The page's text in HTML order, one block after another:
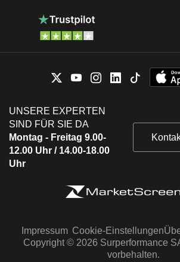
UNSERE EXPERTEN
SIND FÜR SIE DA
Montag - Freitag 9.00-
12.00 Uhr / 14.00-18.00
Uhr
Impressum Cookie-Einstellungen
Copyright © 2026 Surperformance
vorbehalten.